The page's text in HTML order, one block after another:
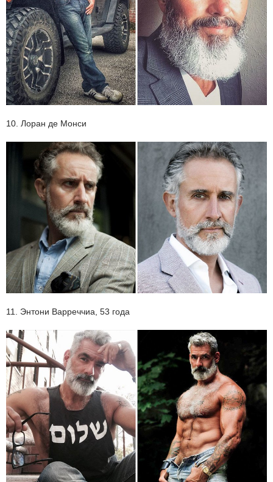
10. Лоран де Монси
11. Энтони Варреччиа, 53 года